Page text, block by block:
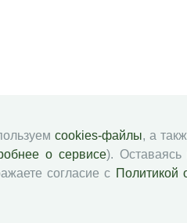
cookies-файлы, а
о сервисе). Оставаясь
согласие с Политикой